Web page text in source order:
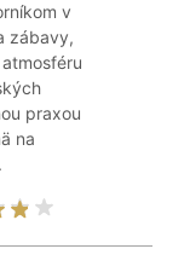
v
zábavy,
praxou
na